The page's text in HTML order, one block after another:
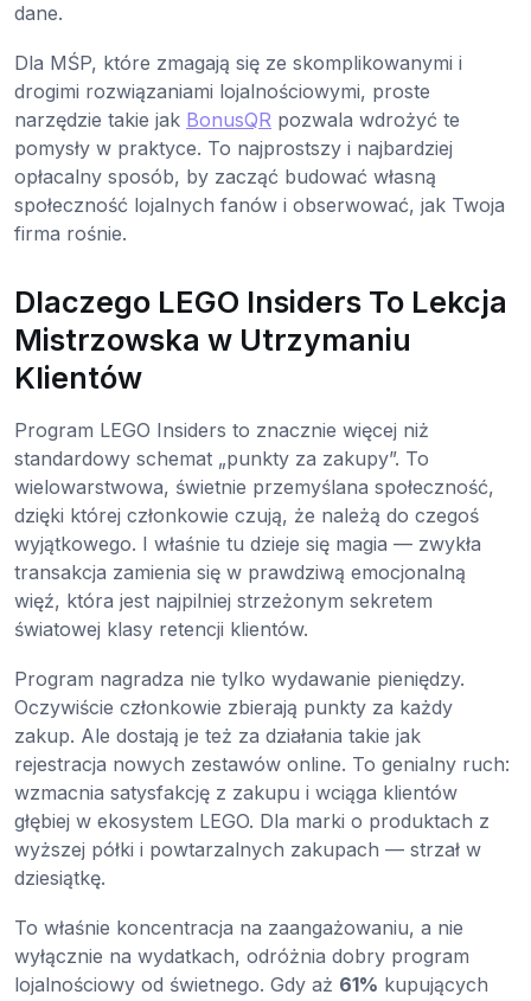
dane.
Dla MŚP, które zmagają się ze skomplikowanymi i
drogimi rozwiązaniami lojalnościowymi, proste
narzędzie takie jak BonusQR pozwala wdrożyć te
pomysły w praktyce. To najprostszy i najbardziej
opłacalny sposób, by zacząć budować własną
społeczność lojalnych fanów i obserwować, jak Twoja
firma rośnie.
Dlaczego LEGO Insiders To Lekcja
Mistrzowska w Utrzymaniu
Klientów
Program LEGO Insiders to znacznie więcej niż
standardowy schemat „punkty za zakupy”. To
wielowarstwowa, świetnie przemyślana społeczność,
dzięki której członkowie czują, że należą do czegoś
wyjątkowego. I właśnie tu dzieje się magia — zwykła
transakcja zamienia się w prawdziwą emocjonalną
więź, która jest najpilniej strzeżonym sekretem
światowej klasy retencji klientów.
Program nagradza nie tylko wydawanie pieniędzy.
Oczywiście członkowie zbierają punkty za każdy
zakup. Ale dostają je też za działania takie jak
rejestracja nowych zestawów online. To genialny ruch:
wzmacnia satysfakcję z zakupu i wciąga klientów
głębiej w ekosystem LEGO. Dla marki o produktach z
wyższej półki i powtarzalnych zakupach — strzał w
dziesiątkę.
To właśnie koncentracja na zaangażowaniu, a nie
wyłącznie na wydatkach, odróżnia dobry program
lojalnościowy od świetnego. Gdy aż 61% kupujących